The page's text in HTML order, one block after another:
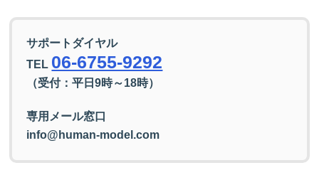
サポートダイヤル
TEL 06-6755-9292
（受付：平日9時～18時）
専用メール窓口
info@human-model.com